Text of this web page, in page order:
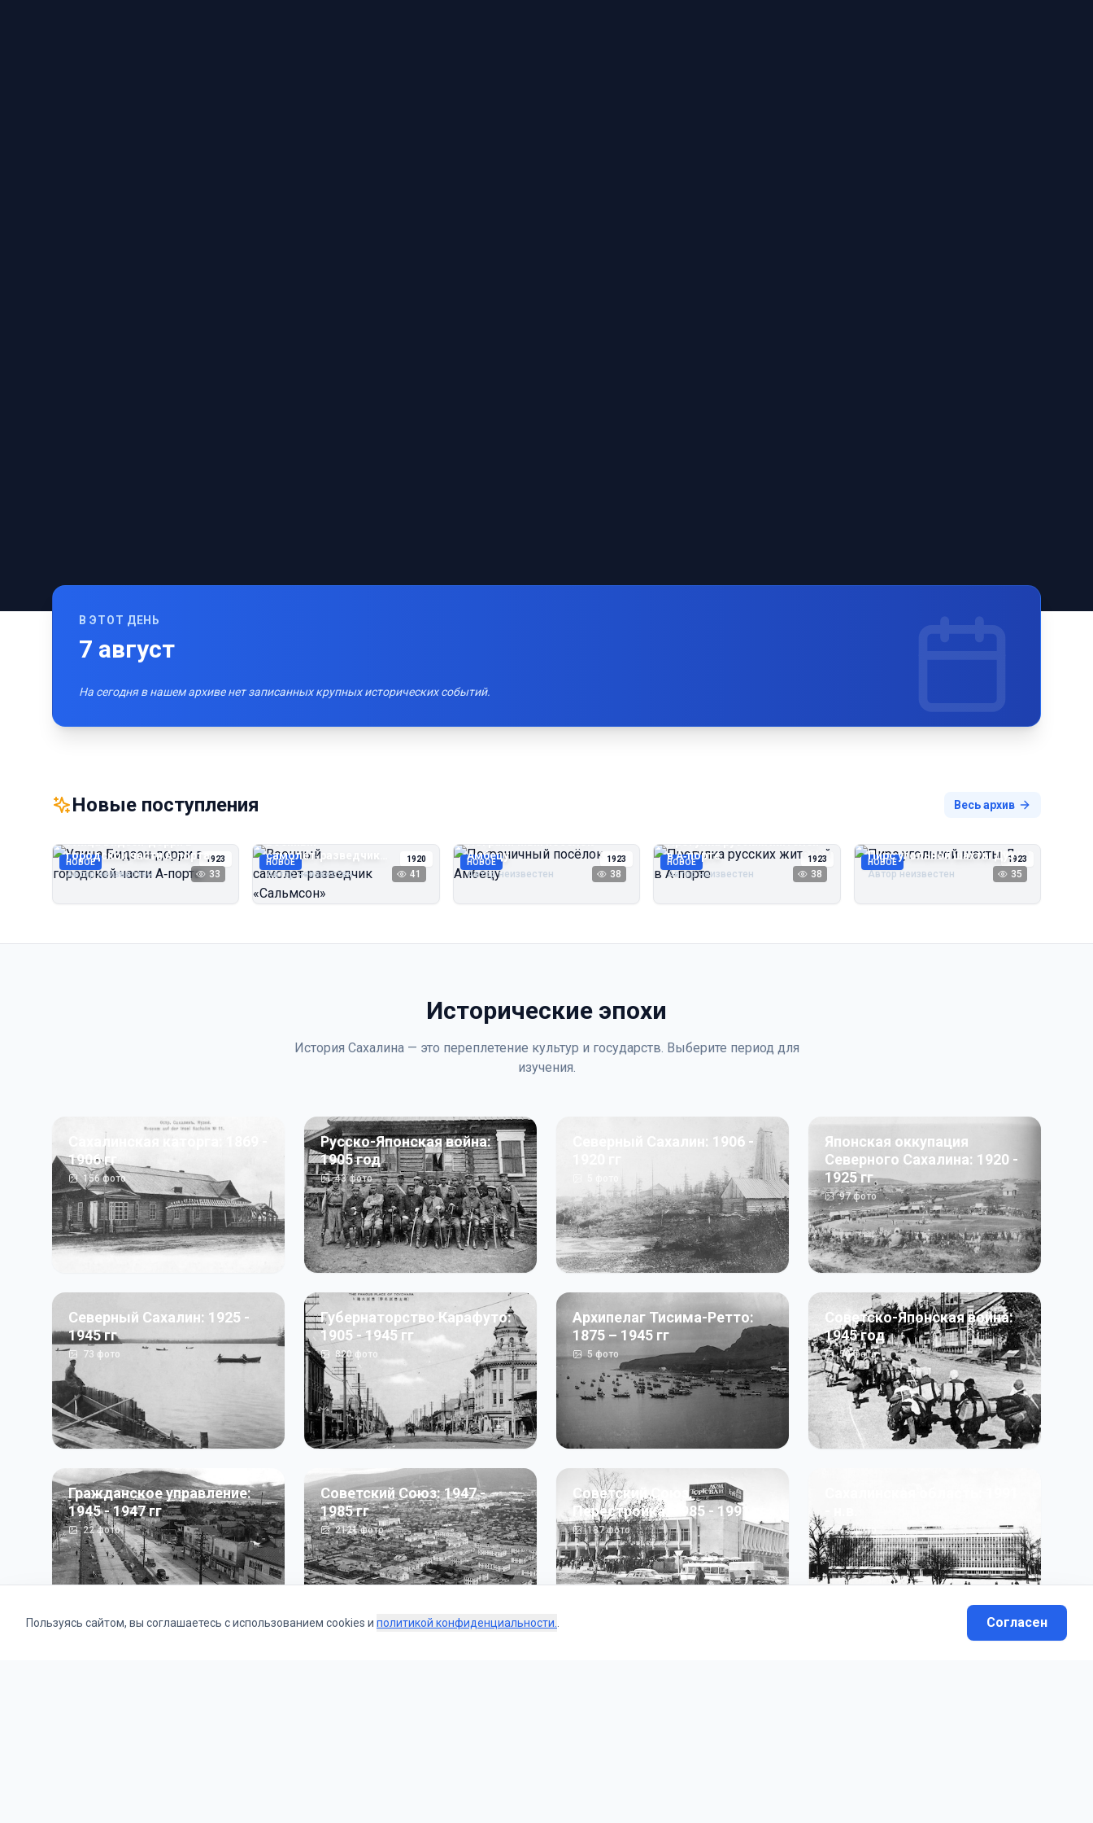
В ЭТОТ ДЕНЬ
7 август
На сегодня в нашем архиве нет записанных крупных исторических событий.
Новые поступления Весь архив
НОВОЕ 1923
Улица Бидзэн‑дорри в
городской части А‑порта
Автор неизвестен 33
НОВОЕ 1920
Военный
самолёт‑разведчик
«Сальмсон»
Автор неизвестен 41
НОВОЕ 1923
Пограничный посёлок
Амбецу
Автор неизвестен 38
НОВОЕ 1923
Прогулка русских жителей
в А‑порте
Автор неизвестен 38
НОВОЕ 1923
Пирс угольной шахты Дуэ
Автор неизвестен 35
Исторические эпохи
История Сахалина — это переплетение культур и государств. Выберите период для
изучения.
Сахалинская каторга: 1869 -
1906 гг
156фото
Русско-Японская война:
1905 год
43фото
Северный Сахалин: 1906 -
Японская оккупация
Северного Сахалина: 1920 -
1925 гг
97фото
Северный Сахалин: 1925 -
1945 гг
73 фото
Губернаторство Карафуто:
1905 - 1945 гг
820фото
Архипелаг Тисима-Ретто:
1875 – 1945 гг
5фото
Советско-Японская война:
1945 год
50фото
Гражданское управление:
1945 - 1947 гг
22фото
Советский Союз: 1947 -
1985 гг
2121фото
Советский Союз.
Перестройка: 1985 - 1991 гг
187фото 13фото
Пользуясь сайтом, вы соглашаетесь с использованием cookies и политикой конфиденциальности. Согласен